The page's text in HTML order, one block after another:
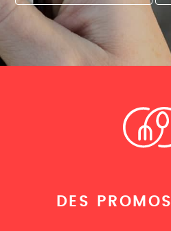
DES PROMOS